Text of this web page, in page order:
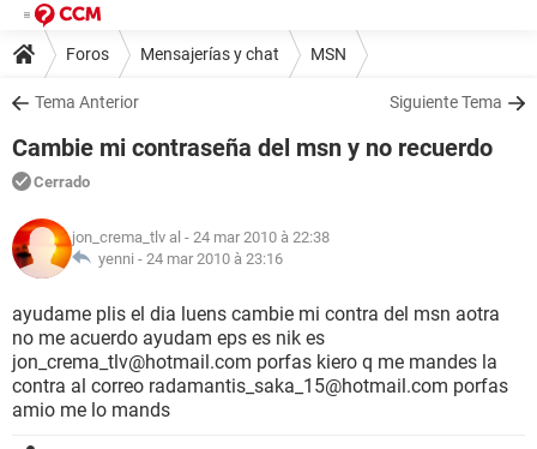
Foros Mensajerías y chat MSN
Tema Anterior Siguiente Tema
Cambie mi contraseña del msn y no recuerdo
Cerrado
jon_crema_tlv al - 24 mar 2010 à 22:38
yenni - 24 mar 2010 à 23:16
ayudame plis el dia luens cambie mi contra del msn aotra
no me acuerdo ayudam eps es nik es
jon_crema_tlv@hotmail.com porfas kiero q me mandes la
contra al correo radamantis_saka_15@hotmail.com porfas
amio me lo mands